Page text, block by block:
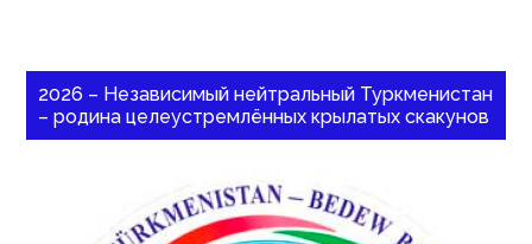
2026 – Независимый нейтральный Туркменистан
– родина целеустремлённых крылатых скакунов